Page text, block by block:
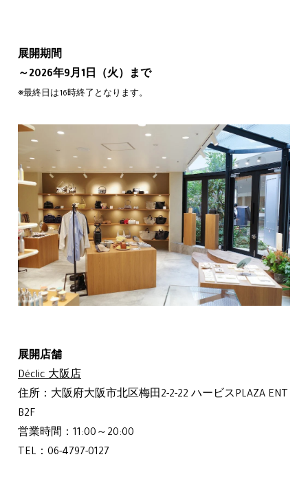
展開期間
～2026年9月1日（火）まで
※最終日は16時終了となります。
展開店舗
Déclic 大阪店
住所：大阪府大阪市北区梅田2-2-22 ハービスPLAZA ENT
B2F
営業時間：11:00～20:00
TEL：06-4797-0127